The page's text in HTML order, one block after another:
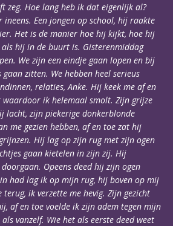
zeg. Hoe lang heb ik dat eigenlijk al?
ineens. Een jongen op school, hij raakte
Het is de manier hoe hij kijkt, hoe hij
hij in de buurt is. Gisterenmiddag
We zijn een eindje gaan lopen en bij
zitten. We hebben heel serieus
relaties, Anke. Hij keek me af en
ik helemaal smolt. Zijn grijze
lacht, zijn piekerige donkerblonde
me gezien hebben, af en toe zat hij
Hij lag op zijn rug met zijn ogen
gaan kietelen in zijn zij. Hij
Opeens deed hij zijn ogen
had lag ik op mijn rug, hij boven op mij
ik verzette me hevig. Zijn gezicht
af en toe voelde ik zijn adem tegen mijn
vanzelf. Wie het als eerste deed weet